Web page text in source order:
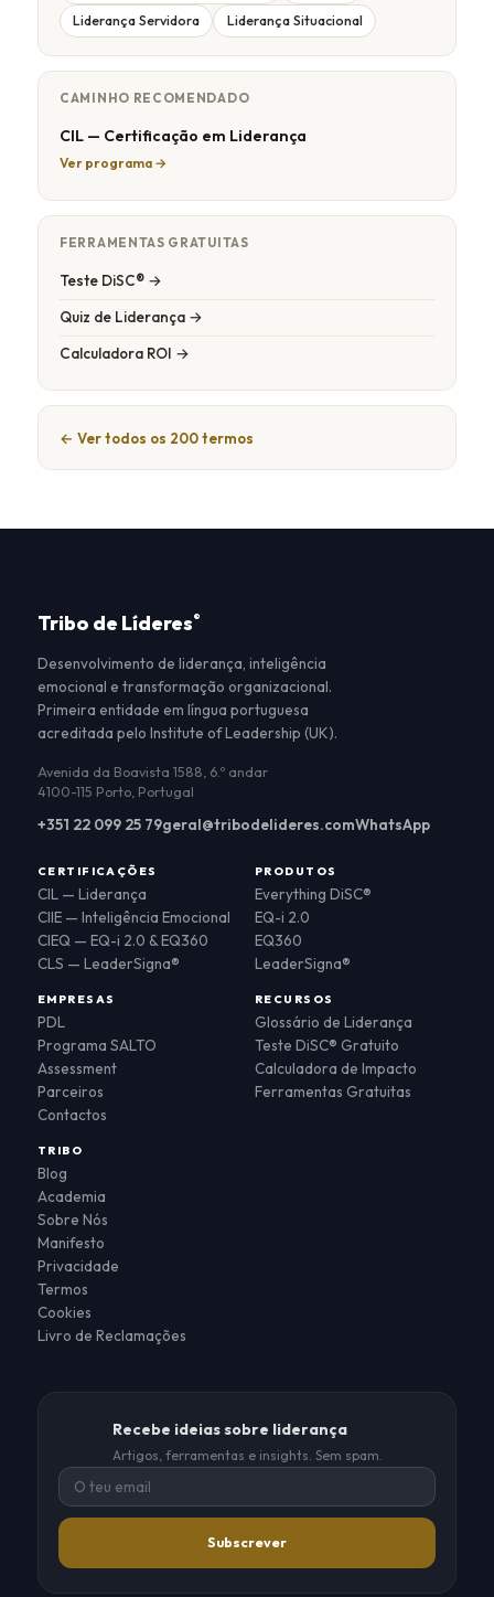
Liderança Servidora Liderança Situacional
CAMINHO RECOMENDADO
CIL — Certificação em Liderança
Ver programa →
FERRAMENTAS GRATUITAS
Teste DiSC® →
Quiz de Liderança →
Calculadora ROI →
← Ver todos os 200 termos
Tribo de Líderes®
Desenvolvimento de liderança, inteligência
emocional e transformação organizacional.
Primeira entidade em língua portuguesa
acreditada pelo Institute of Leadership (UK).
Avenida da Boavista 1588, 6.º andar
4100-115 Porto, Portugal
+351 22 099 25 79geral@tribodelideres.comWhatsApp
CERTIFICAÇÕES
CIL — Liderança
CIIE — Inteligência Emocional
CIEQ — EQ-i 2.0 & EQ360
CLS — LeaderSigna®
PRODUTOS
Everything DiSC®
EQ-i 2.0
EQ360
LeaderSigna®
EMPRESAS
PDL
Programa SALTO
Assessment
Parceiros
Contactos
RECURSOS
Glossário de Liderança
Teste DiSC® Gratuito
Calculadora de Impacto
Ferramentas Gratuitas
TRIBO
Blog
Academia
Sobre Nós
Manifesto
Privacidade
Termos
Cookies
Livro de Reclamações
Recebe ideias sobre liderança
Artigos, ferramentas e insights. Sem spam.
Subscrever